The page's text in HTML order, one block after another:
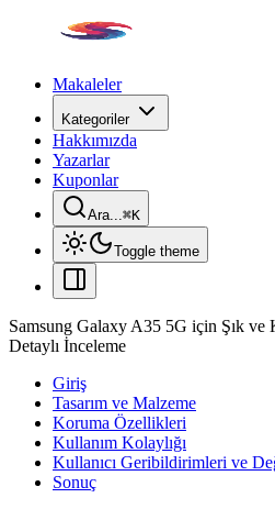
Makaleler
Kategoriler
Hakkımızda
Yazarlar
Kuponlar
Ara...⌘K
Toggle theme
Samsung Galaxy A35 5G için Şık ve
Detaylı İnceleme
Giriş
Tasarım ve Malzeme
Koruma Özellikleri
Kullanım Kolaylığı
Kullanıcı Geribildirimleri ve
Sonuç